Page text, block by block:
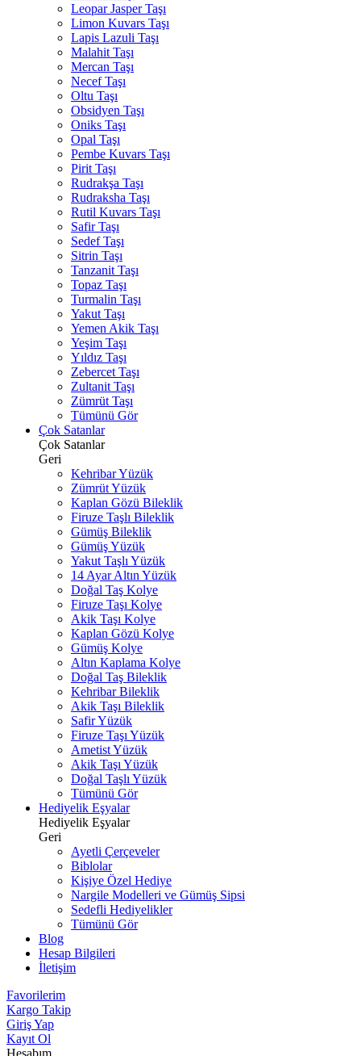
Leopar Jasper Taşı
Limon Kuvars Taşı
Lapis Lazuli Taşı
Malahit Taşı
Mercan Taşı
Necef Taşı
Oltu Taşı
Obsidyen Taşı
Oniks Taşı
Opal Taşı
Pembe Kuvars Taşı
Pirit Taşı
Rudrakşa Taşı
Rudraksha Taşı
Rutil Kuvars Taşı
Safir Taşı
Sedef Taşı
Sitrin Taşı
Tanzanit Taşı
Topaz Taşı
Turmalin Taşı
Yakut Taşı
Yemen Akik Taşı
Yeşim Taşı
Yıldız Taşı
Zebercet Taşı
Zultanit Taşı
Zümrüt Taşı
Tümünü Gör
Çok Satanlar
Çok Satanlar
Geri
Kehribar Yüzük
Zümrüt Yüzük
Kaplan Gözü Bileklik
Firuze Taşlı Bileklik
Gümüş Bileklik
Gümüş Yüzük
Yakut Taşlı Yüzük
14 Ayar Altın Yüzük
Doğal Taş Kolye
Firuze Taşı Kolye
Akik Taşı Kolye
Kaplan Gözü Kolye
Gümüş Kolye
Altın Kaplama Kolye
Doğal Taş Bileklik
Kehribar Bileklik
Akik Taşı Bileklik
Safir Yüzük
Firuze Taşı Yüzük
Ametist Yüzük
Akik Taşı Yüzük
Doğal Taşlı Yüzük
Tümünü Gör
Hediyelik Eşyalar
Hediyelik Eşyalar
Geri
Ayetli Çerçeveler
Biblolar
Kişiye Özel Hediye
Nargile Modelleri ve Gümüş Sipsi
Sedefli Hediyelikler
Tümünü Gör
Blog
Hesap Bilgileri
İletişim
Favorilerim
Kargo Takip
Giriş Yap
Kayıt Ol
Hesabım